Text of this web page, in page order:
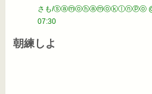
さも/ⓢⓐⓜⓞⓗⓐⓜⓞⓚⓛⓝⓟⓞ
07:30
朝練しよ